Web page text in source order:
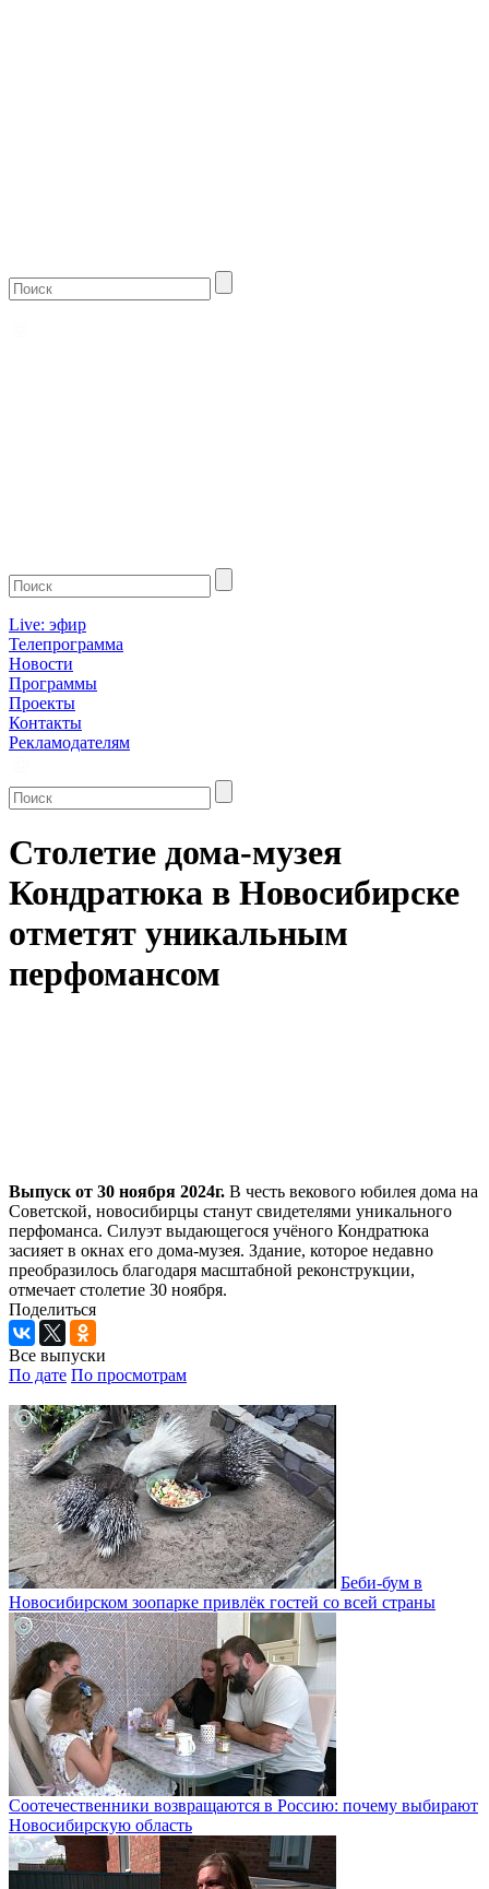
Live: эфир
Телепрограмма
Новости
Программы
Проекты
Контакты
Рекламодателям
Столетие дома-музея
Кондратюка в Новосибирске
отметят уникальным
перфомансом
Выпуск от 30 ноября 2024г. В честь векового юбилея дома на
Советской, новосибирцы станут свидетелями уникального
перфоманса. Силуэт выдающегося учёного Кондратюка
засияет в окнах его дома-музея. Здание, которое недавно
преобразилось благодаря масштабной реконструкции,
отмечает столетие 30 ноября.
Поделиться
Все выпуски
По дате По просмотрам
Беби-бум в
Новосибирском зоопарке привлёк гостей со всей страны
Соотечественники возвращаются в Россию: почему выбирают
Новосибирскую область